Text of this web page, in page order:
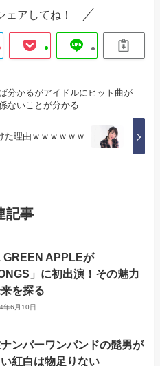
ェアしてね！
分かるがアイドルにヒット曲が
ないことが分かる
理由ｗｗｗｗｗｗ
記事
GREEN APPLEが
」に初出演！その魅力
を探る
年6月10日
ンバーワンバンドの髭男が
紅白は物足りない